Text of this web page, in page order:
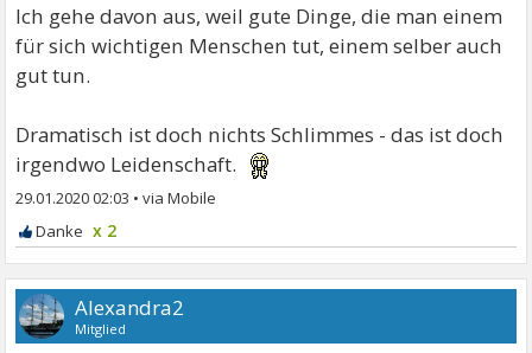
Ich gehe davon aus, weil gute Dinge, die man einem
für sich wichtigen Menschen tut, einem selber auch
gut tun.
Dramatisch ist doch nichts Schlimmes - das ist doch
irgendwo Leidenschaft.
29.01.2020 02:03 •
x 2
Alexandra2
Mitglied